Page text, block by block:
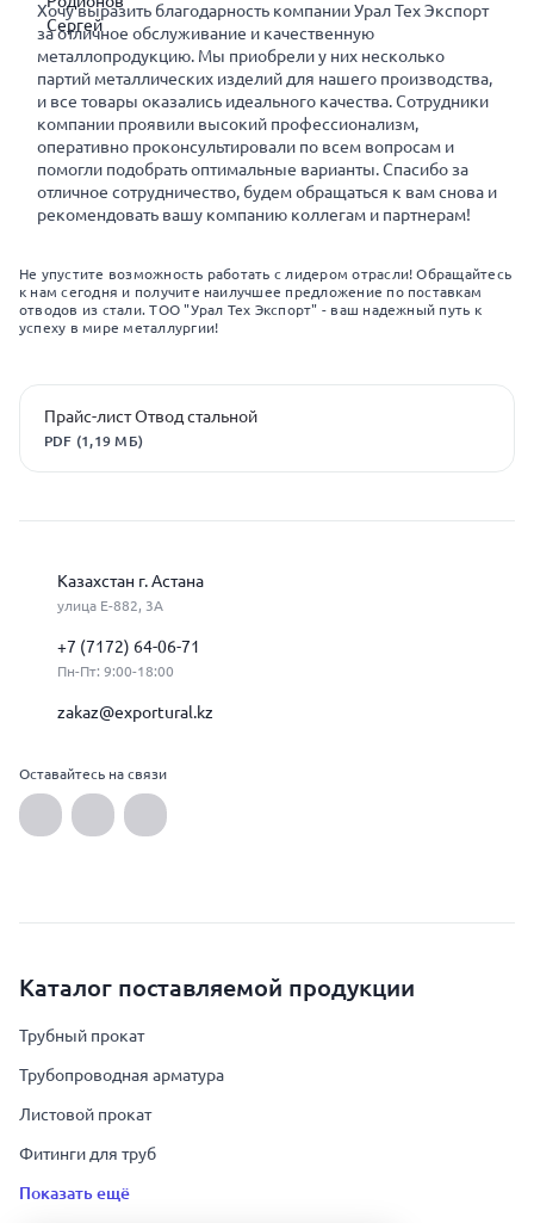
Хочу выразить благодарность компании Урал Тех Экспорт
за отличное обслуживание и качественную
металлопродукцию. Мы приобрели у них несколько
партий металлических изделий для нашего производства,
и все товары оказались идеального качества. Сотрудники
компании проявили высокий профессионализм,
оперативно проконсультировали по всем вопросам и
помогли подобрать оптимальные варианты. Спасибо за
отличное сотрудничество, будем обращаться к вам снова и
рекомендовать вашу компанию коллегам и партнерам!
Не упустите возможность работать с лидером отрасли! Обращайтесь
к нам сегодня и получите наилучшее предложение по поставкам
отводов из стали. ТОО "Урал Тех Экспорт" - ваш надежный путь к
успеху в мире металлургии!
Прайс-лист Отвод стальной
PDF (1,19 МБ)
Казахстан г. Астана
улица Е-882, 3А
+7 (7172) 64-06-71
Пн-Пт: 9:00-18:00
zakaz@exportural.kz
Оставайтесь на связи
Каталог поставляемой продукции
Трубный прокат
Трубопроводная арматура
Листовой прокат
Фитинги для труб
Показать ещё